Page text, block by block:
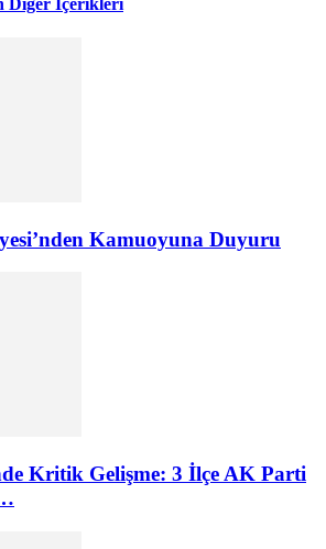
Kamuoyuna Duyuru
Kritik Gelişme: 3 İlçe AK Parti